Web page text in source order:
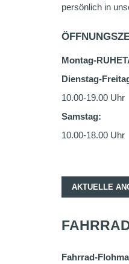
persönlich in
Montag-
Dienstag-
10.00-19.00 Uhr
Samstag:
10.00-18.00 Uhr
AKTUELLE
Fahrrad-